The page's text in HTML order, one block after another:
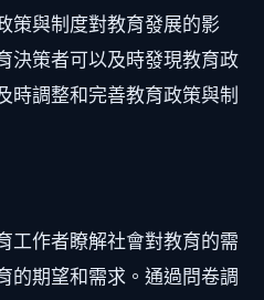
策與制度對教育發展的影
決策者可以及時發現教育政
時調整和完善教育政策與制
工作者瞭解社會對教育的需
的期望和需求。通過問卷調